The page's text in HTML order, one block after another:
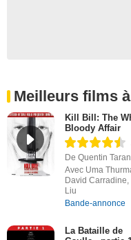
Meilleurs films
Kill Bill: The
Bloody Affair
De Quentin
Avec Uma
David Carradine,
Liu
Bande-annonce
La Bataille de